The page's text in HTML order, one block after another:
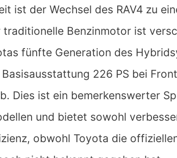
ist der Wechsel des RAV4 zu
Benzinmotor ist
fünfte Generation des
226 PS bei
Dies ist ein bemerkenswerter
und bietet sowohl
obwohl Toyota die